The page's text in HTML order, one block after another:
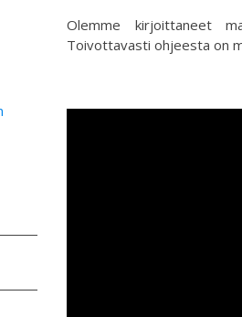
Olemme kirjoittaneet
Toivottavasti ohjeesta on